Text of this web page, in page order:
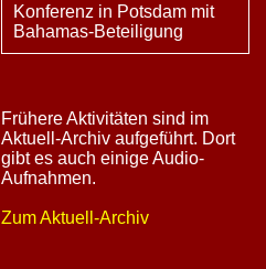
Konferenz in Potsdam mit
Bahamas-Beteiligung
Frühere Aktivitäten sind im
Aktuell-Archiv aufgeführt. Dort
gibt es auch einige Audio-
Aufnahmen.
Zum Aktuell-Archiv